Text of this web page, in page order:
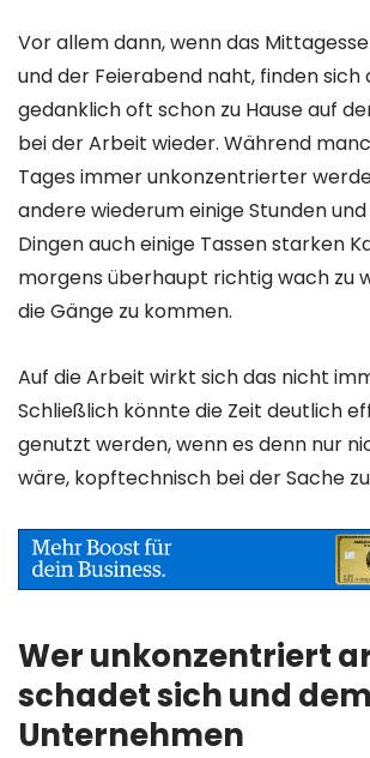
Vor allem dann, wenn das
und der Feierabend naht, finden sich
gedanklich oft schon zu Hause auf
bei der Arbeit wieder. Während
Tages immer unkonzentrierter
andere wiederum einige Stunden
Dingen auch einige Tassen starken
morgens überhaupt richtig wach zu
die Gänge zu kommen.
Auf die Arbeit wirkt sich das nicht
Schließlich könnte die Zeit deutlich
genutzt werden, wenn es denn nur
wäre, kopftechnisch bei der Sache
Wer unkonzentriert
schadet sich und dem
Unternehmen